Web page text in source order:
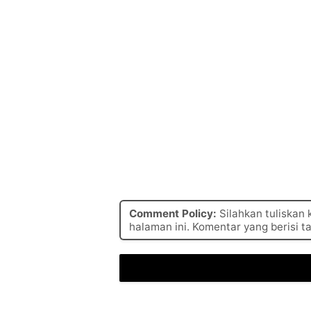
Comment Policy: Silahkan tuliskan
halaman ini. Komentar yang berisi